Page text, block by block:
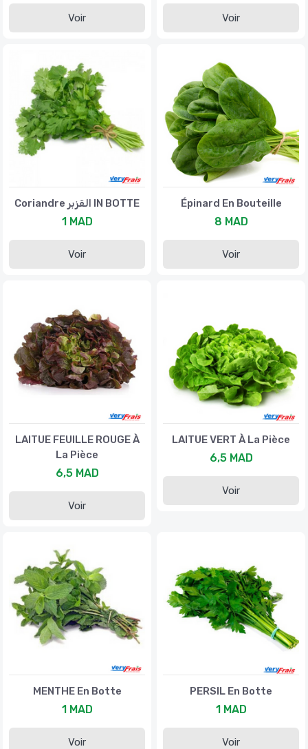
Voir Voir
Coriandre القزبر IN BOTTE
1 MAD
Voir
Épinard En Bouteille
8 MAD
Voir
LAITUE FEUILLE ROUGE À
La Pièce
6,5 MAD
Voir
LAITUE VERT À La Pièce
6,5 MAD
Voir
MENTHE En Botte
1 MAD
Voir
PERSIL En Botte
1 MAD
Voir